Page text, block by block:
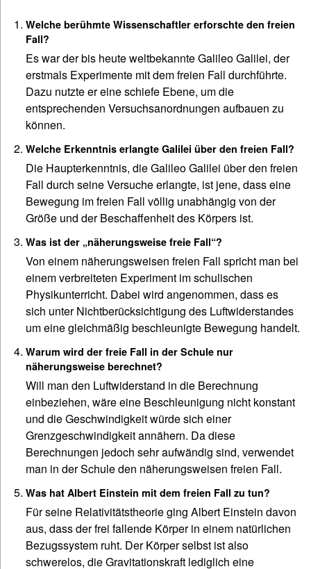
Welche berühmte Wissenschaftler erforschte den freien
Fall?
Es war der bis heute weltbekannte Galileo Galilei, der
erstmals Experimente mit dem freien Fall durchführte.
Dazu nutzte er eine schiefe Ebene, um die
entsprechenden Versuchsanordnungen aufbauen zu
können.
Welche Erkenntnis erlangte Galilei über den freien Fall?
Die Haupterkenntnis, die Galileo Galilei über den freien
Fall durch seine Versuche erlangte, ist jene, dass eine
Bewegung im freien Fall völlig unabhängig von der
Größe und der Beschaffenheit des Körpers ist.
Was ist der „näherungsweise freie Fall“?
Von einem näherungsweisen freien Fall spricht man bei
einem verbreiteten Experiment im schulischen
Physikunterricht. Dabei wird angenommen, dass es
sich unter Nichtberücksichtigung des Luftwiderstandes
um eine gleichmäßig beschleunigte Bewegung handelt.
Warum wird der freie Fall in der Schule nur
näherungsweise berechnet?
Will man den Luftwiderstand in die Berechnung
einbeziehen, wäre eine Beschleunigung nicht konstant
und die Geschwindigkeit würde sich einer
Grenzgeschwindigkeit annähern. Da diese
Berechnungen jedoch sehr aufwändig sind, verwendet
man in der Schule den näherungsweisen freien Fall.
Was hat Albert Einstein mit dem freien Fall zu tun?
Für seine Relativitätstheorie ging Albert Einstein davon
aus, dass der frei fallende Körper in einem natürlichen
Bezugssystem ruht. Der Körper selbst ist also
schwerelos, die Gravitationskraft lediglich eine